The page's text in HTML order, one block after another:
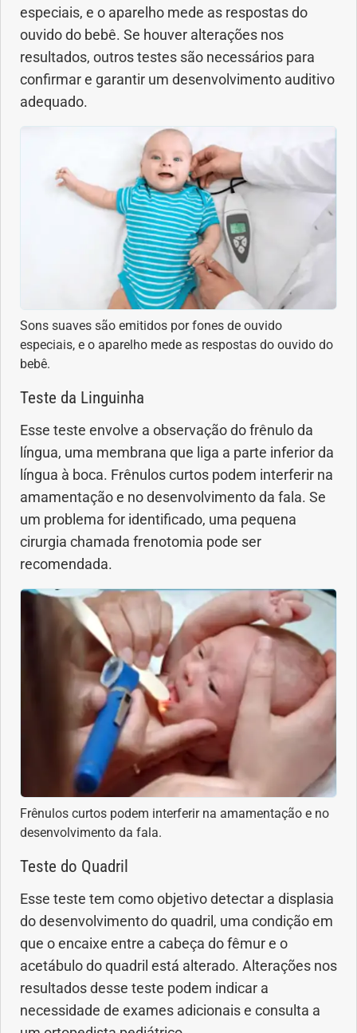
especiais, e o aparelho mede as respostas do
ouvido do bebê. Se houver alterações nos
resultados, outros testes são necessários para
confirmar e garantir um desenvolvimento auditivo
adequado.
Sons suaves são emitidos por fones de ouvido
especiais, e o aparelho mede as respostas do ouvido do
bebê.
Teste da Linguinha
Esse teste envolve a observação do frênulo da
língua, uma membrana que liga a parte inferior da
língua à boca. Frênulos curtos podem interferir na
amamentação e no desenvolvimento da fala. Se
um problema for identificado, uma pequena
cirurgia chamada frenotomia pode ser
recomendada.
Frênulos curtos podem interferir na amamentação e no
desenvolvimento da fala.
Teste do Quadril
Esse teste tem como objetivo detectar a displasia
do desenvolvimento do quadril, uma condição em
que o encaixe entre a cabeça do fêmur e o
acetábulo do quadril está alterado. Alterações nos
resultados desse teste podem indicar a
necessidade de exames adicionais e consulta a